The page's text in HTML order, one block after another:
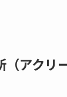
アクリ